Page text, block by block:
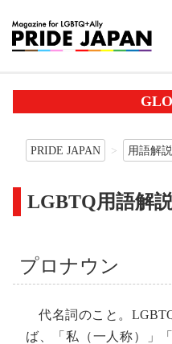
PRIDE JAPAN 用語解説
LGBTQ用語解
プロナウン
代名詞のこと。
ば、「私（一人称）」